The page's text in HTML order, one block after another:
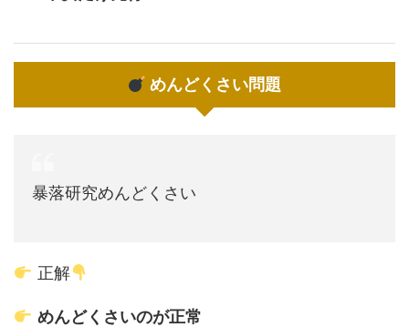
めんどくさい問題
暴落研究めんどくさい
正解
めんどくさいのが正常